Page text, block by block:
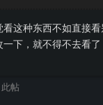
看这种东西不如直接
下，就不得不去看了
帖